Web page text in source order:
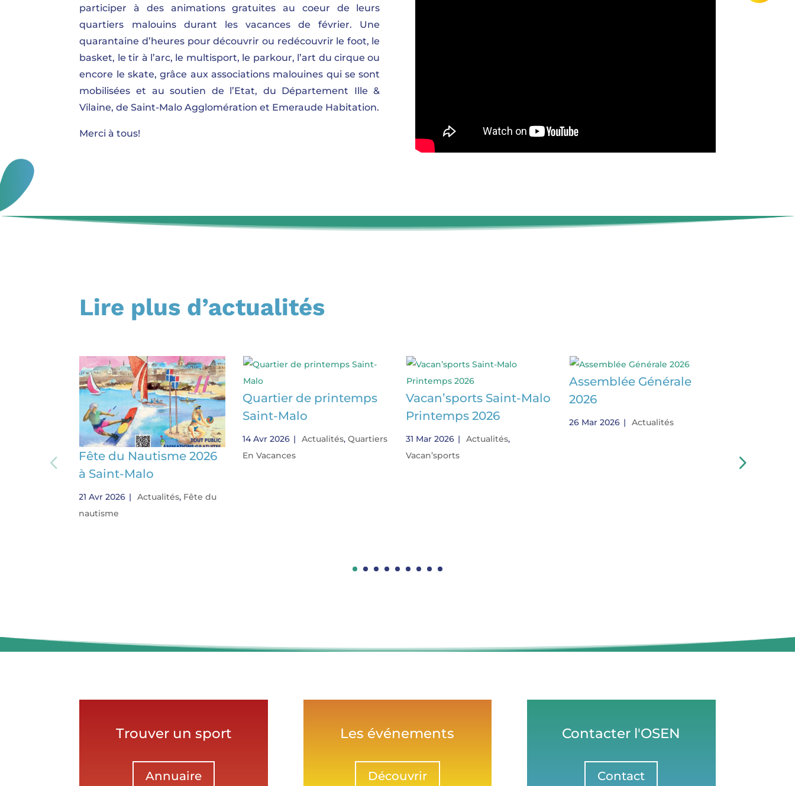
participer à des animations gratuites au coeur de leurs
quartiers malouins durant les vacances de février. Une
quarantaine d’heures pour découvrir ou redécouvrir le foot, le
basket, le tir à l’arc, le multisport, le parkour, l’art du cirque ou
encore le skate, grâce aux associations malouines qui se sont
mobilisées et au soutien de l’Etat, du Département Ille &
Vilaine, de Saint-Malo Agglomération et Emeraude Habitation.
Merci à tous!
Lire plus d’actualités
Fête du Nautisme 2026
à Saint-Malo
21 Avr 2026 | Actualités, Fête du
nautisme
Quartier de printemps
Saint-Malo
14 Avr 2026 | Actualités, Quartiers
En Vacances
Vacan’sports Saint-Malo
Printemps 2026
31 Mar 2026 | Actualités,
Vacan’sports
Assemblée Générale
2026
26 Mar 2026 | Actualités
Trouver un sport
Annuaire
Les événements
Découvrir
Contacter l'OSEN
Contact